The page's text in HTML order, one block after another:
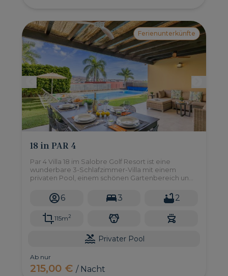
Ferienunterkünfte
18 in PAR 4
Par 4 Villa 18 im Salobre Golf Resort ist eine
wunderbare 3-Schlafzimmer-Villa mit einem
privaten Pool, einem schönen Gartenbereich und
speisen und den Blick auf den Golfplatz genießen
können. 6 3 2
115m2
Privater Pool
Ab nur
215,00 €/ Nacht